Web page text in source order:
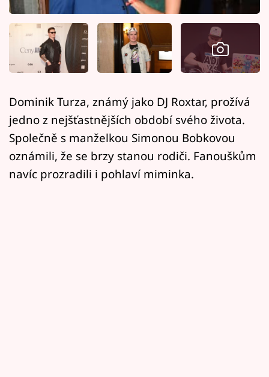
Pořady
Mámy sobě
Sledujte nás
Dominik Turza, známý jako DJ Roxtar, prožívá
jedno z nejšťastnějších období svého života.
Společně s manželkou Simonou Bobkovou
oznámili, že se brzy stanou rodiči. Fanouškům
navíc prozradili i pohlaví miminka.